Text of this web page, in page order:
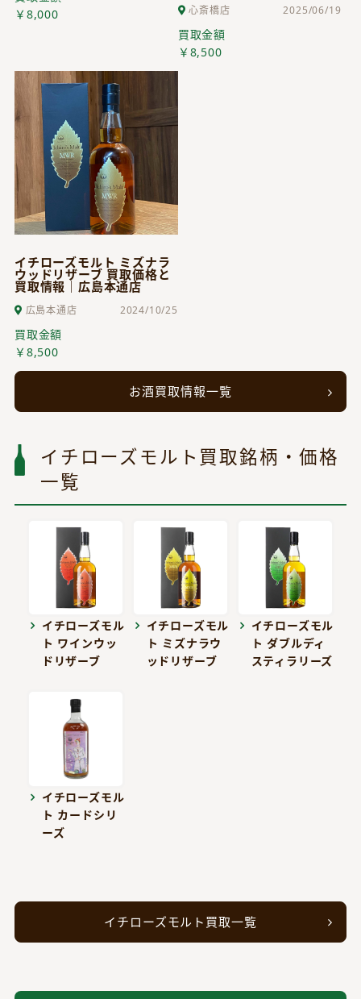
￥8,000
心斎橋店 2025/06/19
買取金額
￥8,500
イチローズモルト ミズナラ
ウッドリザーブ 買取価格と
買取情報｜広島本通店
広島本通店 2024/10/25
買取金額
￥8,500
お酒買取情報一覧
イチローズモルト買取銘柄・価格
一覧
イチローズモル
ト ワインウッ
ドリザーブ
イチローズモル
ト ミズナラウ
ッドリザーブ
イチローズモル
ト ダブルディ
スティラリーズ
イチローズモル
ト カードシリ
ーズ
イチローズモルト買取一覧